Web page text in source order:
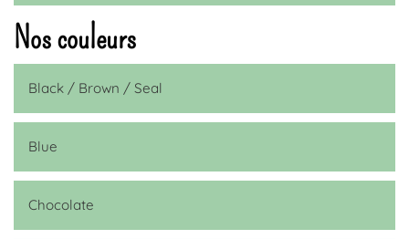
Nos couleurs
Black / Brown / Seal
Blue
Chocolate